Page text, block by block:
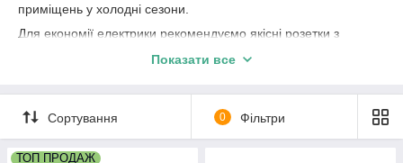
приміщень у холодні сезони.
Для економії електрики рекомендуємо якісні розетки з
вам оптимально налаштувати роботу обладнання. У
Механічні та електронні таймери для
Показати все
Сортування 0 Фільтри
ТОП ПРОДАЖ